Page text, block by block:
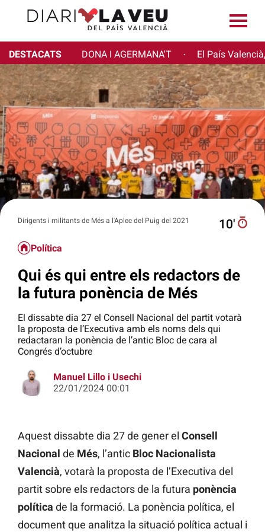
DESTACATS DONA I AGERMANA'T · El País
Dirigents i militants de Més a l'Aplec del Puig del 2021 10′
Política
Qui és qui entre els redactors de
la futura ponència de Més
El dissabte dia 27 el Consell Nacional del partit votarà
la proposta de l’Executiva amb els noms dels qui
redactaran la ponència de l’antic Bloc de cara al
Congrés d’octubre
Manuel Lillo i Usechi
22/01/2024 00:01
Aquest dissabte dia 27 de gener el Consell
Nacional de Més, l’antic Bloc Nacionalista
Valencià, votarà la proposta de l’Executiva del
partit sobre els redactors de la futura ponència
política de la formació. La ponència política, el
document que analitza la situació política actual i